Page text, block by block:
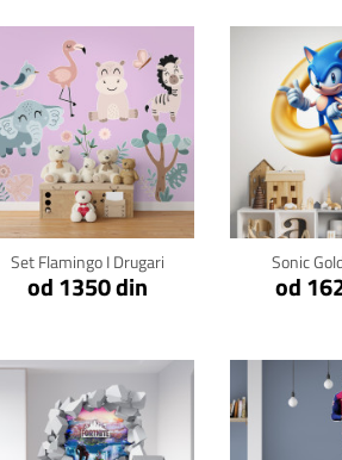
Set Flamingo I Drugari
od 1350 din
Klikni za detalje
Sonic
od
Klikni